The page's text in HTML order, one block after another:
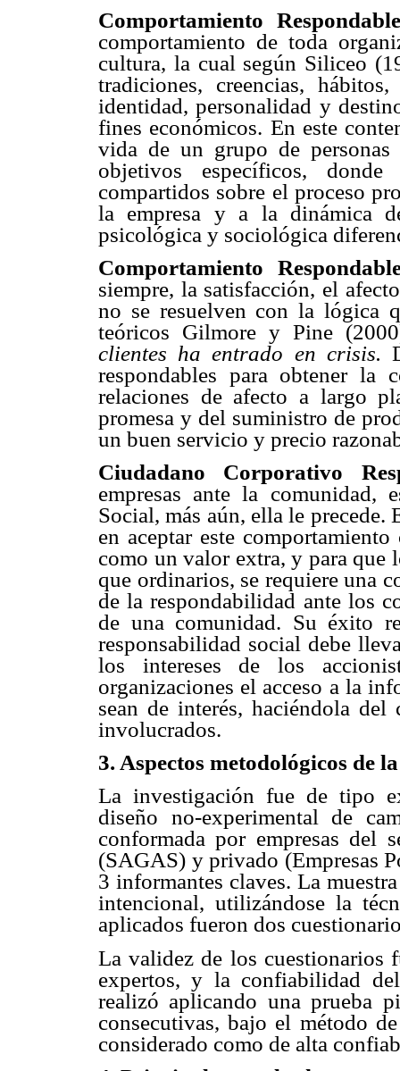
Comportamiento
comportamiento de toda
cultura, la cual según Siliceo
tradiciones, creencias,
identidad, personalidad y
fines económicos. En este
vida de un grupo de
objetivos específicos,
compartidos sobre el proceso
la empresa y a la dinámica
psicológica y sociológica
Comportamiento
siempre, la satisfacción, el
no se resuelven con la lógica
teóricos Gilmore y Pine
clientes ha entrado en crisis.
respondables para obtener la
relaciones de afecto a largo
promesa y del suministro de
un buen servicio y precio
Ciudadano Corporativo
empresas ante la comunidad,
Social, más aún, ella le
en aceptar este
como un valor extra, y para que
que ordinarios, se requiere una
de la respondabilidad ante los
de una comunidad. Su éxito
responsabilidad social debe
los intereses de los
organizaciones el acceso a la
sean de interés, haciéndola
involucrados.
3. Aspectos metodológicos de
La investigación fue de tipo
diseño no-experimental de
conformada por empresas del
(SAGAS) y privado (Empresas
3 informantes claves. La
intencional, utilizándose la
aplicados fueron dos
La validez de los cuestionarios
expertos, y la confiabilidad
realizó aplicando una prueba
consecutivas, bajo el método
considerado como de alta